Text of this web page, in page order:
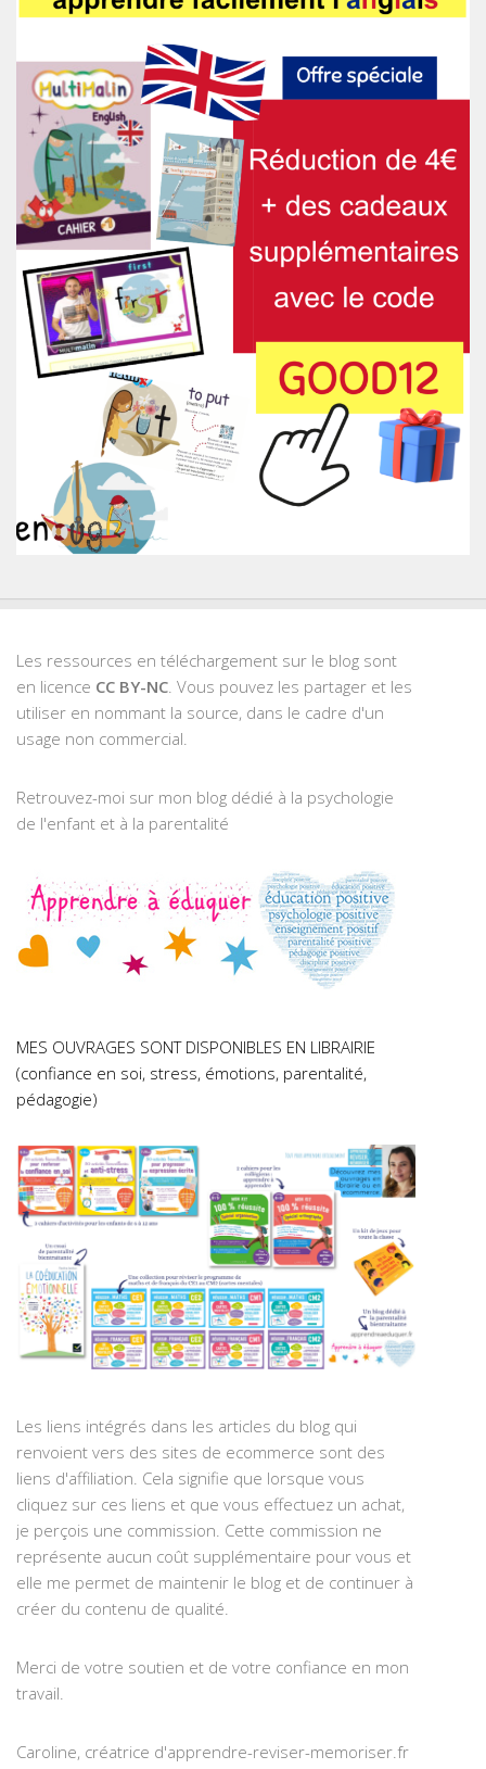
Les ressources en téléchargement sur le blog sont
en licence CC BY-NC . Vous pouvez les partager et les
utiliser en nommant la source, dans le cadre d'un
usage non commercial.
Retrouvez-moi sur mon blog dédié à la psychologie
de l'enfant et à la parentalité
MES OUVRAGES SONT DISPONIBLES EN LIBRAIRIE
(confiance en soi, stress, émotions, parentalité,
pédagogie)
Les liens intégrés dans les articles du blog qui
renvoient vers des sites de ecommerce sont des
liens d'affiliation. Cela signifie que lorsque vous
cliquez sur ces liens et que vous effectuez un achat,
je perçois une commission. Cette commission ne
représente aucun coût supplémentaire pour vous et
elle me permet de maintenir le blog et de continuer à
créer du contenu de qualité.
Merci de votre soutien et de votre confiance en mon
travail.
Caroline, créatrice d'apprendre-reviser-memoriser.fr